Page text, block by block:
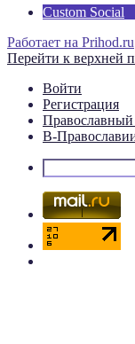
Custom Social
Работает на Prihod.ru
Перейти к верхней
Войти
Регистрация
Православный
В-